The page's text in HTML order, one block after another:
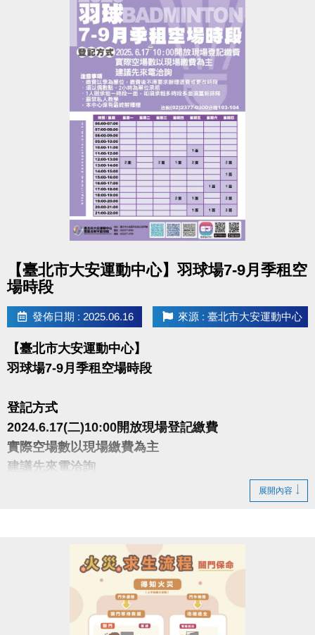
【臺北市大安運動中心】羽球場7-9月季租空
場時段
發佈日期 : 2025.06.16 來源 : 臺北市大安運動中心
【臺北市大安運動中心】
羽球場7-9月季租空場時段
登記方式
2024.6.17(二)10:00開放現場登記繳費
實際空場數以現場繳費為主
建議先來電洽詢
•須以偶數點，2小時為單位承租
•1人限承租一時段一面，如須承租多時段多面須重新
展開內容